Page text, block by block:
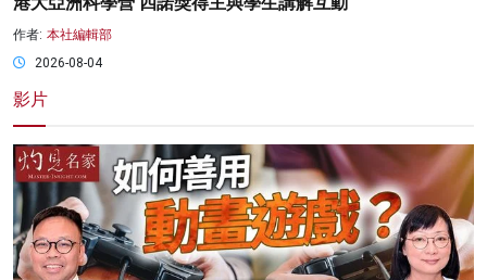
作者: 本社編輯部
2026-08-04
影片